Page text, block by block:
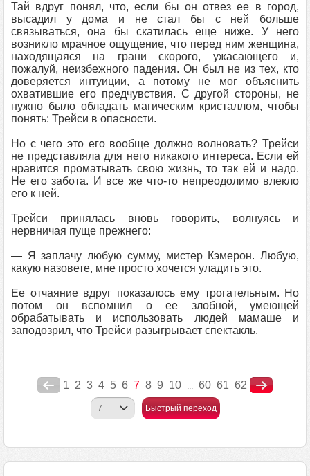
Тай вдруг понял, что, если бы он отвез ее в город,
высадил у дома и не стал бы с ней больше
связываться, она бы скатилась еще ниже. У него
возникло мрачное ощущение, что перед ним женщина,
находящаяся на грани скорого, ужасающего и,
пожалуй, неизбежного падения. Он был не из тех, кто
доверяется интуиции, а потому не мог объяснить
охватившие его предчувствия. С другой стороны, не
нужно было обладать магическим кристаллом, чтобы
понять: Трейси в опасности.
Но с чего это его вообще должно волновать? Трейси
не представляла для него никакого интереса. Если ей
нравится проматывать свою жизнь, то так ей и надо.
Не его забота. И все же что-то непреодолимо влекло
его к ней.
Трейси принялась вновь говорить, волнуясь и
нервничая пуще прежнего:
— Я заплачу любую сумму, мистер Кэмерон. Любую,
какую назовете, мне просто хочется уладить это.
Ее отчаяние вдруг показалось ему трогательным. Но
потом он вспомнил о ее злобной, умеющей
обрабатывать и использовать людей мамаше и
заподозрил, что Трейси разыгрывает спектакль.
1 2 3 4 5 6 7 8 9 10 ... 60 61 62
Быстрый переход